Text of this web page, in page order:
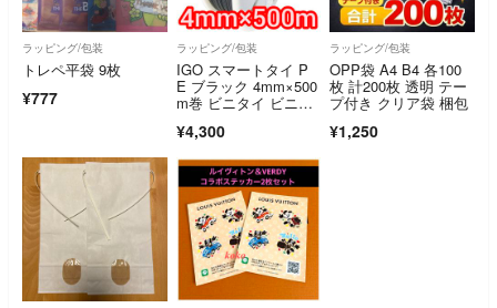
ラッピング/包装
トレペ平袋 9枚
¥777
ラッピング/包装
IGO スマートタイ P
E ブラック 4mm×500
m巻 ビニタイ ビニー
¥4,300
ラッピング/包装
OPP袋 A4 B4 各100
枚 計200枚 透明 テー
プ付き クリア袋 梱包
¥1,250